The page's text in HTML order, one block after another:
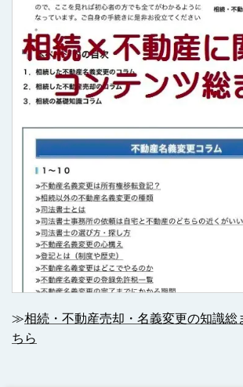
≫相続・不動産売却・名義変更の知識総
ちら